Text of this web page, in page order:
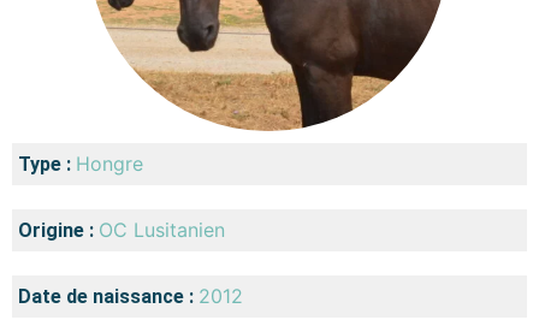
Type : Hongre
Origine : OC Lusitanien
Date de naissance : 2012